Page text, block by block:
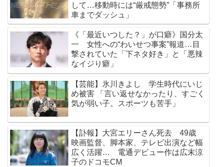
して…移動時には“厳戒態勢”「事務所
車までダッシュ」
《「最近いつした？」が口癖》国分太
一 女性への“わいせつ事案”報道…目
撃されていた「下ネタ好き」と「悪辣
なイジり癖」
【芸能】氷川きよし 学生時代にいじ
め被害 「言い返せなかったり、すごく
気が弱い子。スポーツも苦手」
【訃報】大宮エリーさん死去 49歳
映画監督、脚本家、テレビ出演など幅
広く活躍… 電通デビュー作は広末涼
子のドコモCM